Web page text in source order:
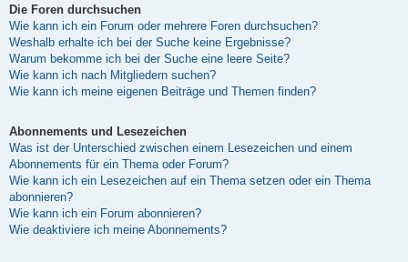
Die Foren durchsuchen
Wie kann ich ein Forum oder mehrere Foren durchsuchen?
Weshalb erhalte ich bei der Suche keine Ergebnisse?
Warum bekomme ich bei der Suche eine leere Seite?
Wie kann ich nach Mitgliedern suchen?
Wie kann ich meine eigenen Beiträge und Themen finden?
Abonnements und Lesezeichen
Was ist der Unterschied zwischen einem Lesezeichen und einem
Abonnements für ein Thema oder Forum?
Wie kann ich ein Lesezeichen auf ein Thema setzen oder ein Thema
abonnieren?
Wie kann ich ein Forum abonnieren?
Wie deaktiviere ich meine Abonnements?